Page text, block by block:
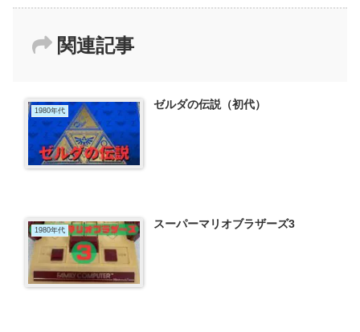
関連記事
1980年代 ゼルダの伝説（初代）
1980年代 スーパーマリオブラザーズ3